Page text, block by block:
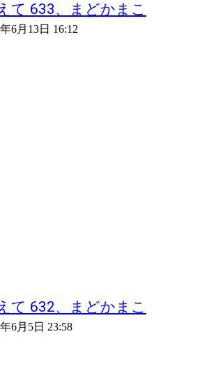
て 633、まどかまこ
6月13日 16:12
て 632、まどかまこ
6月5日 23:58